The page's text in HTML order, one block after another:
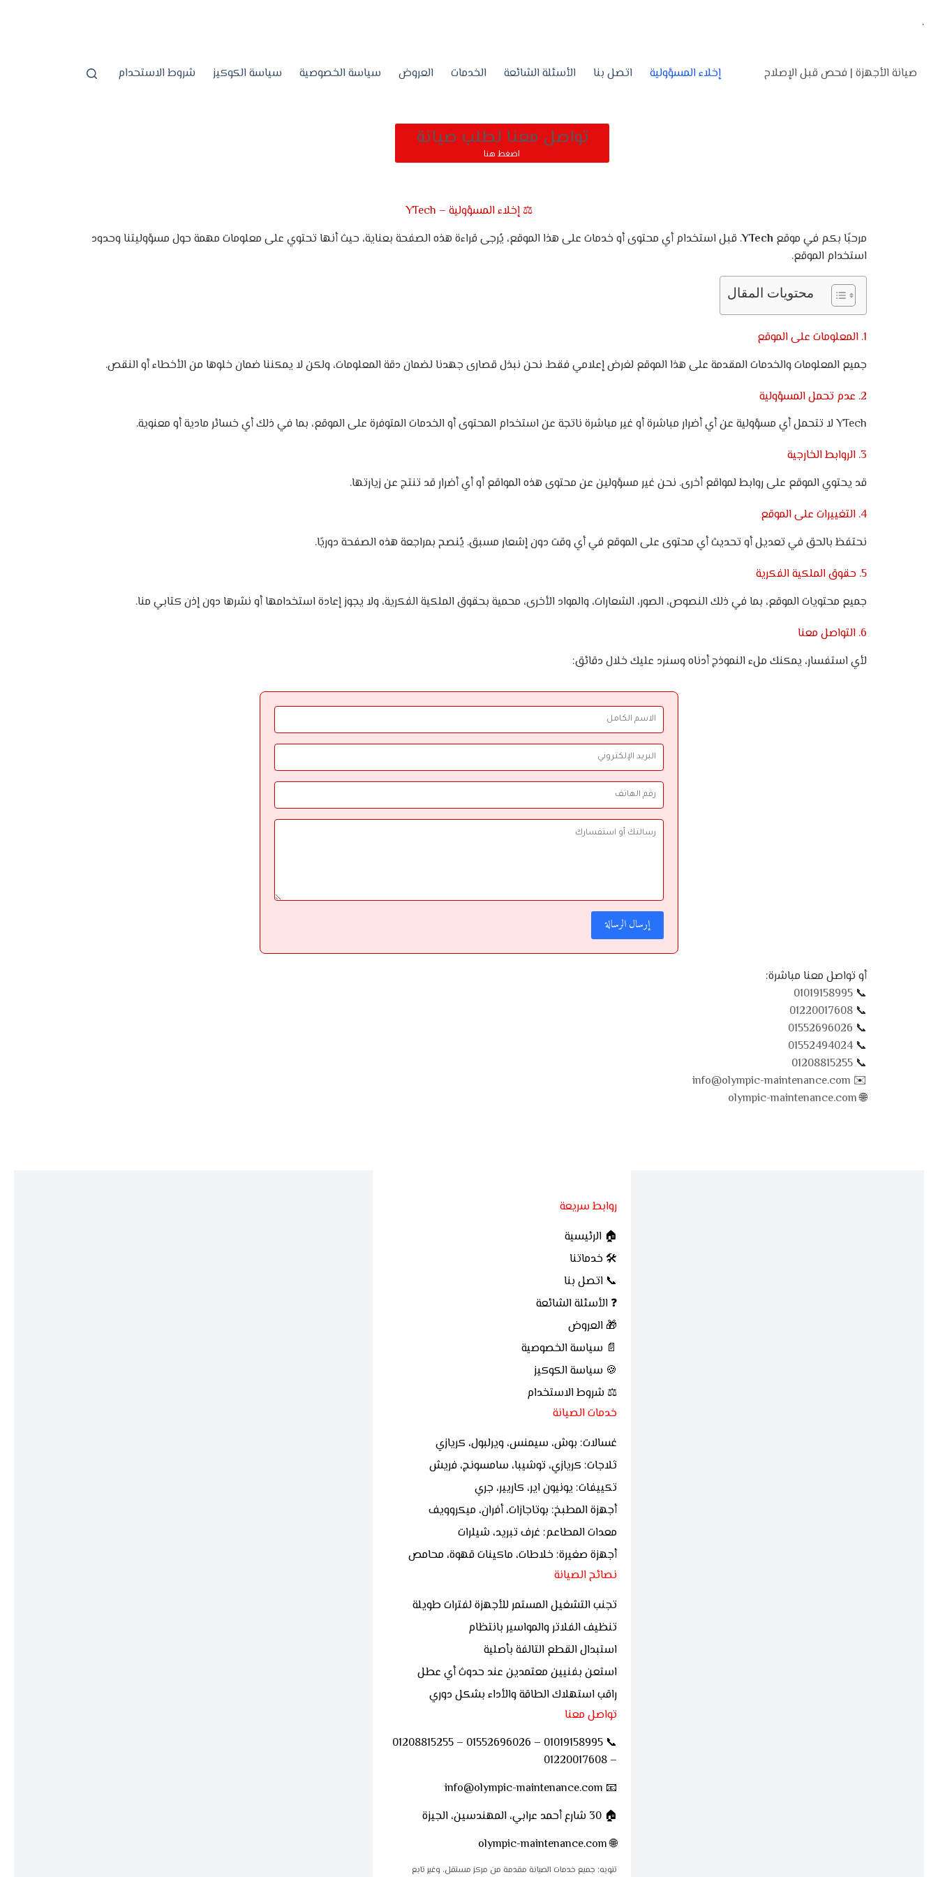
.
صيانة الأجهزة | فحص قبل الإصلاح إخلاء المسؤولية اتصل بنا الأسئلة الشائعة الخدمات العروض سياسة الخصوصية سياسة الكوكيز شروط الاستحدام صيانة أجهزة منزلية:
تواصل معنا لطلب صيانة
اضغط هنا
⚖️ إخلاء المسؤولية – YTech
مرحبًا بكم في موقع YTech. قبل استخدام أي محتوى أو خدمات على هذا الموقع، يُرجى قراءة هذه الصفحة بعناية، حيث أنها تحتوي على معلومات مهمة حول مسؤوليتنا وحدود
استخدام الموقع.
محتويات المقال
1. المعلومات على الموقع
جميع المعلومات والخدمات المقدمة على هذا الموقع لغرض إعلامي فقط. نحن نبذل قصارى جهدنا لضمان دقة المعلومات، ولكن لا يمكننا ضمان خلوها من الأخطاء أو النقص.
2. عدم تحمل المسؤولية
YTech لا تتحمل أي مسؤولية عن أي أضرار مباشرة أو غير مباشرة ناتجة عن استخدام المحتوى أو الخدمات المتوفرة على الموقع، بما في ذلك أي خسائر مادية أو معنوية.
3. الروابط الخارجية
قد يحتوي الموقع على روابط لمواقع أخرى. نحن غير مسؤولين عن محتوى هذه المواقع أو أي أضرار قد تنتج عن زيارتها.
4. التغييرات على الموقع
نحتفظ بالحق في تعديل أو تحديث أي محتوى على الموقع في أي وقت دون إشعار مسبق. يُنصح بمراجعة هذه الصفحة دوريًا.
5. حقوق الملكية الفكرية
جميع محتويات الموقع، بما في ذلك النصوص، الصور، الشعارات، والمواد الأخرى، محمية بحقوق الملكية الفكرية، ولا يجوز إعادة استخدامها أو نشرها دون إذن كتابي منا.
6. التواصل معنا
لأي استفسار، يمكنك ملء النموذج أدناه وسنرد عليك خلال دقائق:
إرسال الرسالة
أو تواصل معنا مباشرة:
📞
01019158995
📞
01220017608
📞
01552696026
📞
01552494024
📞
01208815255
✉️
info@olympic-maintenance.com
🌐
olympic-maintenance.com
روابط سريعة
🏠 الرئيسية
🛠 خدماتنا
📞 اتصل بنا
❓ الأسئلة الشائعة
🎁 العروض
📄 سياسة الخصوصية
🍪 سياسة الكوكيز
⚖ شروط الاستخدام
خدمات الصيانة
غسالات: بوش، سيمنس، ويرلبول، كريازي
ثلاجات: كريازي، توشيبا، سامسونج، فريش
تكييفات: يونيون اير، كاريير، جري
أجهزة المطبخ: بوتاجازات، أفران، ميكروويف
معدات المطاعم: غرف تبريد، شيلرات
أجهزة صغيرة: خلاطات، ماكينات قهوة، محامص
نصائح الصيانة
تجنب التشغيل المستمر للأجهزة لفترات طويلة
تنظيف الفلاتر والمواسير بانتظام
استبدال القطع التالفة بأصلية
استعن بفنيين معتمدين عند حدوث أي عطل
راقب استهلاك الطاقة والأداء بشكل دوري
تواصل معنا
📞 01019158995 – 01552696026 – 01208815255
– 01220017608
📧 info@olympic-maintenance.com
🏠 30 شارع أحمد عرابي، المهندسين، الجيزة
🌐
olympic-maintenance.com
تنويه: جميع خدمات الصيانة مقدمة من مركز مستقل، وغير تابع